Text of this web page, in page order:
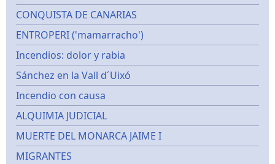
CONQUISTA DE CANARIAS
ENTROPERI ('mamarracho')
Incendios: dolor y rabia
Sánchez en la Vall d´Uixó
Incendio con causa
ALQUIMIA JUDICIAL
MUERTE DEL MONARCA JAIME I
MIGRANTES